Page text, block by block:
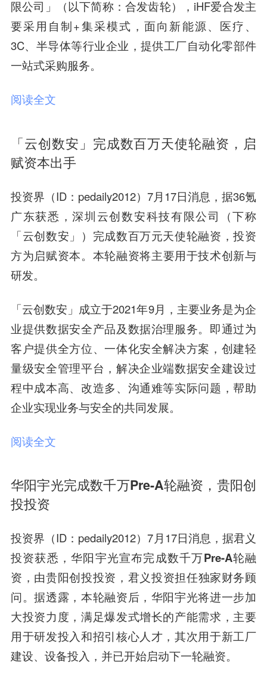
限公司」（以下简称：合发齿轮），iHF爱合发主
要采用自制+集采模式，面向新能源、医疗、
3C、半导体等行业企业，提供工厂自动化零部件
一站式采购服务。
阅读全文
「云创数安」完成数百万天使轮融资，启
赋资本出手
投资界（ID：pedaily2012）7月17日消息，据36氪
广东获悉，深圳云创数安科技有限公司（下称
「云创数安」） 完成数百万元天使轮融资 ，投资
方为启赋资本。本轮融资将主要用于技术创新与
研发。
「云创数安」成立于2021年9月，主要业务是为企
业提供数据安全产品及数据治理服务。即通过为
客户提供全方位、一体化安全解决方案，创建轻
量级安全管理平台，解决企业端数据安全建设过
程中成本高、改造多、沟通难等实际问题，帮助
企业实现业务与安全的共同发展。
阅读全文
华阳宇光完成数千万Pre-A轮融资，贵阳创
投投资
投资界（ID：pedaily2012）7月17日消息，据君义
投资获悉，华阳宇光宣布完成数千万Pre-A轮融
资 ，由贵阳创投投资 ， 君义投资担任独家财务顾
问。据透露，本轮融资后，华阳宇光将进一步加
大投资力度，满足爆发式增长的产能需求，主要
用于研发投入和招引核心人才，其次用于新工厂
建设、设备投入，并已开始启动下一轮融资。